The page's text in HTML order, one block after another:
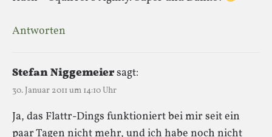
Antworten
Stefan Niggemeiersagt:
30. Januar 2011 um 14:10 Uhr
Ja, das Flattr-Dings funktioniert bei mir seit ein
paar Tagen nicht mehr, und ich habe noch nicht